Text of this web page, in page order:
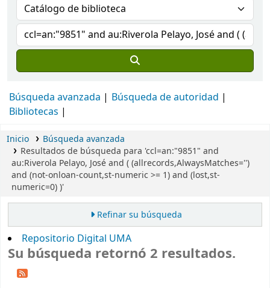
Búsqueda avanzada
Búsqueda de autoridad
Bibliotecas
Inicio
Búsqueda avanzada
Resultados de búsqueda para 'ccl=an:"9851" and
au:Riverola Pelayo, José and ( (allrecords,AlwaysMatches='')
and (not-onloan-count,st-numeric >= 1) and (lost,st-
numeric=0) )'
Refinar su búsqueda
Repositorio Digital UMA
Su búsqueda retornó 2 resultados.